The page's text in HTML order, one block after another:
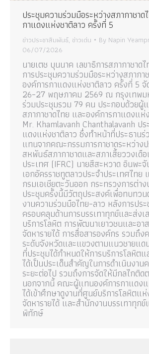
ประชุมความร่วมมือระหว่างสภากาชาด
กาแดงแห่งชาติลาว ครั้งที่ 5
ข่าวประชาสัมพันธ์, ข่าวเด่น By Napin
06/07/2026
นายเตช บุนนาค เลขาธิการสภากาชาด
การประชุมความร่วมมือระหว่างสภากา
องค์การกาแดงแห่งชาติลาว ครั้งที่ 5
26–27 พฤษภาคม 2569 ณ กรุงเทพม
ร่วมประชุมรวม 79 คน ประกอบด้วยผู้
สภากาชาดไทย และองค์การกาแดงแห่
Mr. Khamlavanh Chanthalavanh ป
แดงแห่งชาติลาว ซึ่งทำหน้าที่ประธาน
แทนจากคณะกรรมการกาชาดระหว่าง
สหพันธ์สภากาชาดและสภาเสี้ยววงเดื
ประเทศ (IFRC) นายสีสะหวาด อินพะ
เอกอัครราชทูตลาวประจำประเทศไท
กรมเอเชียตะวันออก กระทรวงการต่า
ประชุมครั้งนี้มีวัตถุประสงค์เพื่อทบทวน
งานความร่วมมือไทย–ลาว หลังการปร
ครอบคลุมด้านการบรรเทาทุกข์และส่ง
บริการโลหิต การพัฒนาเยาวชนและอา
จัดหารายได้ การสื่อสารองค์กร รวมถึง
ระดับจังหวัดและแขวงตามแนวชายแด
ที่ประชุมได้กำหนดให้การบริการโลหิตแ
ได้เป็นประเด็นสำคัญในการดำเนินงาน
ระยะต่อไป รวมถึงการจัดให้มีกลไกติด
นอกจากนี้ คณะผู้แทนองค์การกาแดง
ได้เข้าศึกษาดูงานที่ศูนย์บริการโลหิตแ
จัดหารายได้ และสำนักงานบรรเทาทุก
พิทักษ์